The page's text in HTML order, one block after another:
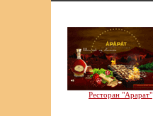
Ресторан "Арарат"